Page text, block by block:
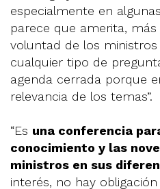
especialmente en
parece que amerita,
voluntad de los
cualquier tipo de
agenda cerrada porque
relevancia de los temas”.
“Es una conferencia
conocimiento y las
ministros en sus
interés, no hay